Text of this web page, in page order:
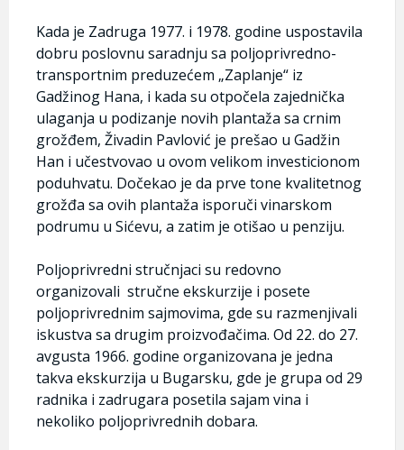
Kada je Zadruga 1977. i 1978. godine uspostavila
dobru poslovnu saradnju sa poljoprivredno-
transportnim preduzećem „Zaplanje“ iz
Gadžinog Hana, i kada su otpočela zajednička
ulaganja u podizanje novih plantaža sa crnim
grožđem, Živadin Pavlović je prešao u Gadžin
Han i učestvovao u ovom velikom investicionom
poduhvatu. Dočekao je da prve tone kvalitetnog
grožđa sa ovih plantaža isporuči vinarskom
podrumu u Sićevu, a zatim je otišao u penziju.
Poljoprivredni stručnjaci su redovno
organizovali stručne ekskurzije i posete
poljoprivrednim sajmovima, gde su razmenjivali
iskustva sa drugim proizvođačima. Od 22. do 27.
avgusta 1966. godine organizovana je jedna
takva ekskurzija u Bugarsku, gde je grupa od 29
radnika i zadrugara posetila sajam vina i
nekoliko poljoprivrednih dobara.